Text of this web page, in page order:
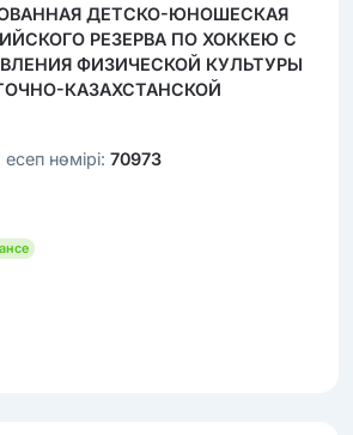
ДЕТСКО-ЮНОШЕСКАЯ
РЕЗЕРВА ПО ХОККЕЮ С
ФИЗИЧЕСКОЙ КУЛЬТУРЫ
КАЗАХСТАНСКОЙ
нөмірі: 70973